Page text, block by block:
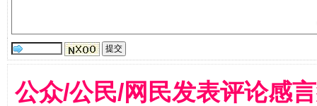
国家大学科技园优化重塑工作
公众/公民/网民发表评论感